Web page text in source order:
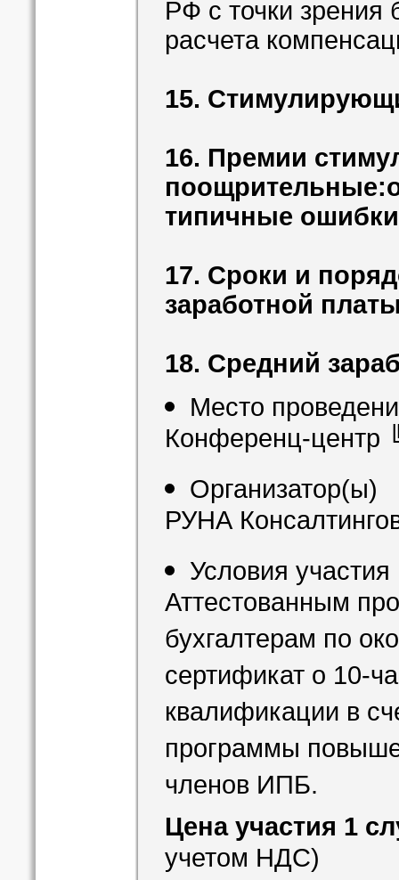
РФ с точки зрения
расчета
15.
16. Премии
типичные ошибки
17. Сроки и
заработной
18. Средний
Место
Конференц-центр
Организатор(ы)
РУНА
Условия
Аттестованным
бухгалтерам по
сертификат о 10-
квалификации в
программы
членов ИПБ.
Цена участия 1
учетом НДС)